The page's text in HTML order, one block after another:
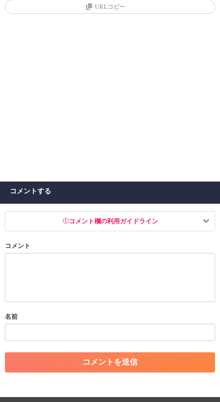
URLコピー
コメントする
コメント欄の利用ガイドライン
以下の書き込みを禁止とし、場合によってはコメント削除や書き込み制
・一度削除された投稿を再び投稿すること
・アカウントの売買など金銭が絡む内容の投稿
・各ゲームのネタバレを含む内容の投稿
・その他、管理者が不適切と判断した投稿
コメント
名前